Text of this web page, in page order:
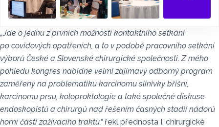
„Jde o jednu z prvních možností kontaktního setkání
po covidových opatřeních, a to v podobě pracovního setkání
výborů České a Slovenské chirurgické společnosti. Z mého
pohledu kongres nabídne velmi zajímavý odborný program
zaměřený na problematiku karcinomu slinivky břišní,
karcinomu prsu, koloproktologie a také společné diskuse
endoskopistů a chirurgů nad řešením časných stadií nádorů
horní části zažívacího traktu,“ řekl přednosta I. chirurgické